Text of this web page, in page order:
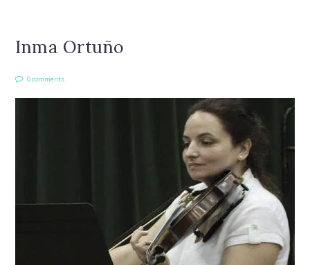
Inma Ortuño
0 comments